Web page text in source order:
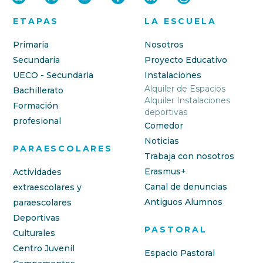
ETAPAS
Primaria
Secundaria
UECO - Secundaria
Bachillerato
Formación
profesional
PARAESCOLARES
Actividades
extraescolares y
paraescolares
Deportivas
Culturales
Centro Juvenil
LA ESCUELA
Nosotros
Proyecto Educativo
Instalaciones
Alquiler de Espacios
Alquiler Instalaciones
deportivas
Comedor
Noticias
Trabaja con nosotros
Erasmus+
Canal de denuncias
Antiguos Alumnos
PASTORAL
Espacio Pastoral